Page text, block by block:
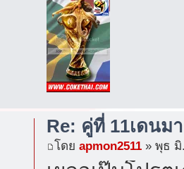
Re: คู่ที่ 11เดนม
โดยapmon2511 » พุธ มิ